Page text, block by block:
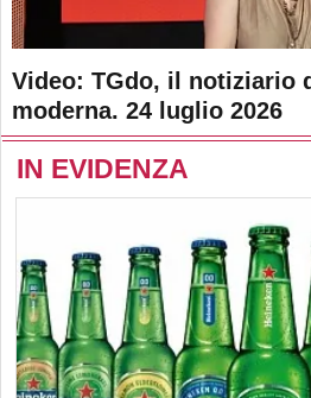
Video: TGdo, il notiziario
moderna. 24 luglio 2026
IN EVIDENZA